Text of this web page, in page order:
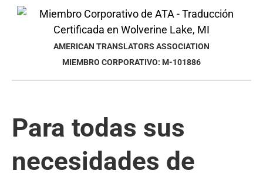
AMERICAN TRANSLATORS ASSOCIATION
MIEMBRO CORPORATIVO: M-101886
Para todas sus
necesidades de